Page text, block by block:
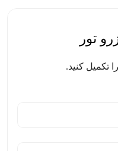
تور
تکمیل کنید.